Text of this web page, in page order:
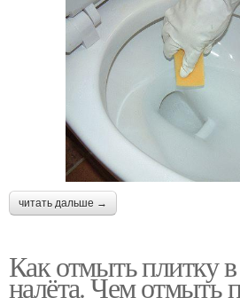
читать дальше →
Как отмыть плитку
налёта. Чем отмыть